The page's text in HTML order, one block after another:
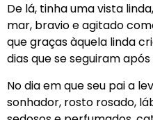
De lá, tinha uma vista
mar, bravio e agitado
que graças àquela linda
dias que se seguiram
No dia em que seu pai a
sonhador, rosto rosado,